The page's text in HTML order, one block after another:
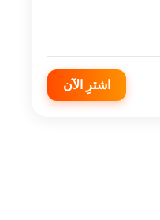
اشترِ الآن